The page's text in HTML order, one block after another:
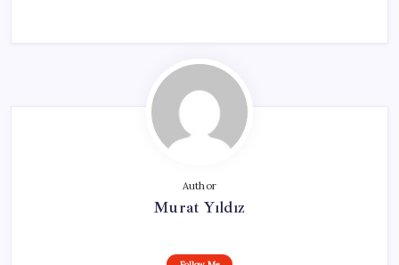
Author
Murat Yıldız